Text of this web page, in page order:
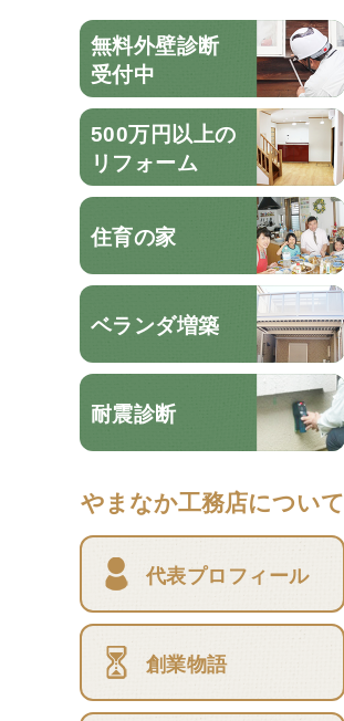
無料外壁診断
受付中
500万円以上の
リフォーム
住育の家
ベランダ増築
耐震診断
やまなか工務店について
代表プロフィール
創業物語